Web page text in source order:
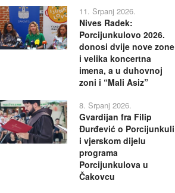
11. Srpanj 2026.
Nives Radek:
Porcijunkulovo 2026.
donosi dvije nove zone
i velika koncertna
imena, a u duhovnoj
zoni i “Mali Asiz”
8. Srpanj 2026.
Gvardijan fra Filip
Đurđević o Porcijunkuli
i vjerskom dijelu
programa
Porcijunkulova u
Čakovcu